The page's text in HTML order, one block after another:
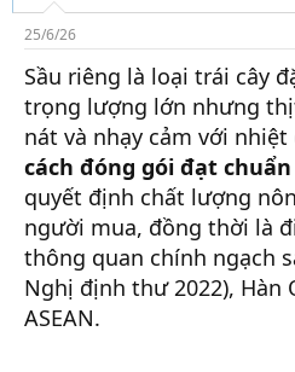
s
t
a
r
t
e
r
i
25/6/26
Sầu riêng là loại trái cây
trọng lượng lớn nhưng
nát và nhạy cảm với
cách đóng gói đạt chuẩn
quyết định chất lượng
người mua, đồng thời là
thông quan chính ngạch
Nghị định thư 2022), Hàn
ASEAN.